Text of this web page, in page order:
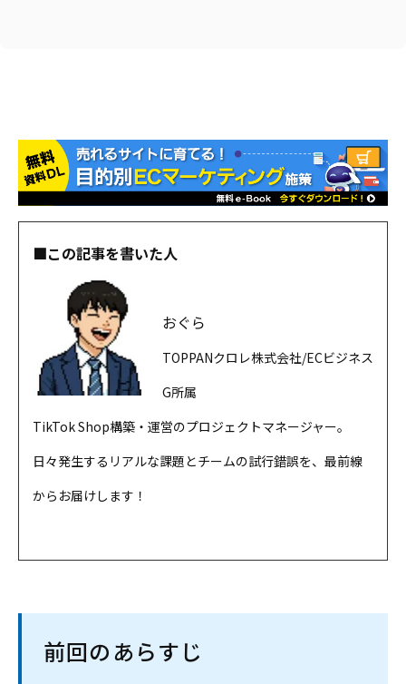
■この記事を書いた人
おぐら
TOPPANクロレ株式会社/ECビジネス
G所属
TikTok Shop構築・運営のプロジェクトマネージャー。
日々発生するリアルな課題とチームの試行錯誤を、最前線
からお届けします！
前回のあらすじ